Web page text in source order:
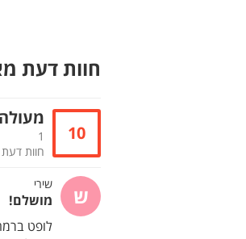
חוות דעת
10
מעולה
1
חוות דעת
ש שירי
מושלם!
לופט